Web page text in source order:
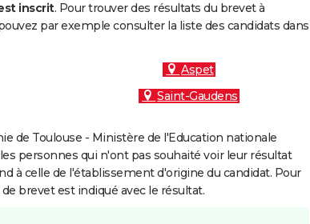
inscrit. Pour trouver des résultats du brevet à
par exemple consulter la liste des candidats dans
Aspet
Saint-Gaudens
de Toulouse - Ministère de l'Education nationale
personnes qui n'ont pas souhaité voir leur résultat
à celle de l'établissement d'origine du candidat. Pour
brevet est indiqué avec le résultat.